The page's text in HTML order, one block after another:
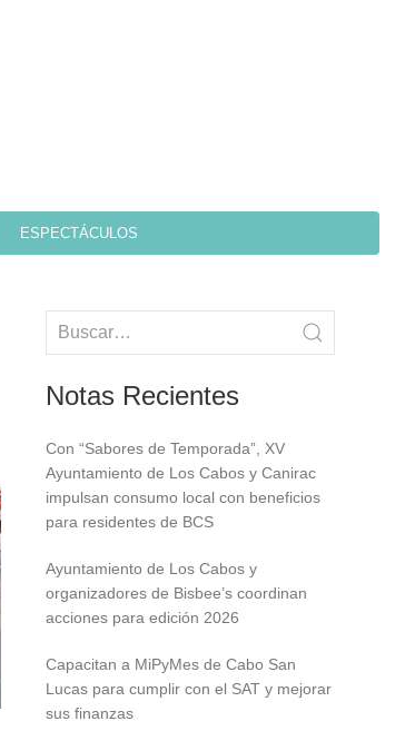
ESPECTÁCULOS
Notas Recientes
Con “Sabores de Temporada”, XV
Ayuntamiento de Los Cabos y Canirac
impulsan consumo local con beneficios
para residentes de BCS
Ayuntamiento de Los Cabos y
organizadores de Bisbee’s coordinan
acciones para edición 2026
Capacitan a MiPyMes de Cabo San
Lucas para cumplir con el SAT y mejorar
sus finanzas